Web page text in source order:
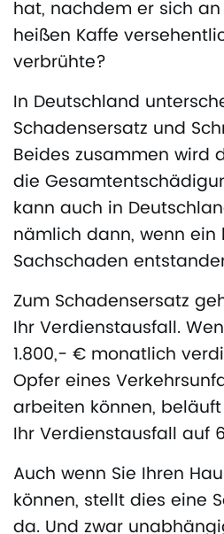
hat, nachdem er sich
heißen Kaffe
verbrühte?
In Deutschland
Schadensersatz und
Beides zusammen wird
die
kann auch in
nämlich dann, wenn ein
Sachschaden
Zum Schadensersatz
Ihr Verdienstausfall.
1.800,- € monatlich
Opfer eines
arbeiten können,
Ihr Verdienstausfall auf
Auch wenn Sie Ihren
können, stellt dies eine
da. Und zwar